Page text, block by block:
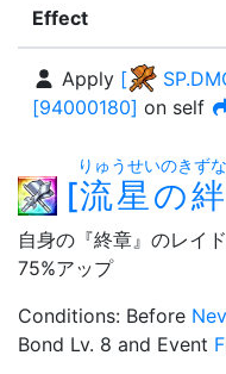
Effect
Apply [
[94000180] on self
[流星の絆
りゅうせいのきずな
自身の『終章』のレイ
75%アップ
Conditions: Before
Bond Lv. 8 and Event